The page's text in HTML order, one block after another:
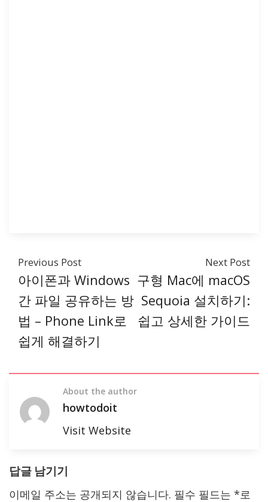
Previous Post
아이폰과 Windows
간 파일 공유하는 방
법 – Phone Link로
쉽게 해결하기
Next Post
구형 Mac에 macOS
Sequoia 설치하기:
쉽고 상세한 가이드
About the author
howtodoit
Visit Website
답글 남기기
이메일 주소는 공개되지 않습니다. 필수 필드는 *로